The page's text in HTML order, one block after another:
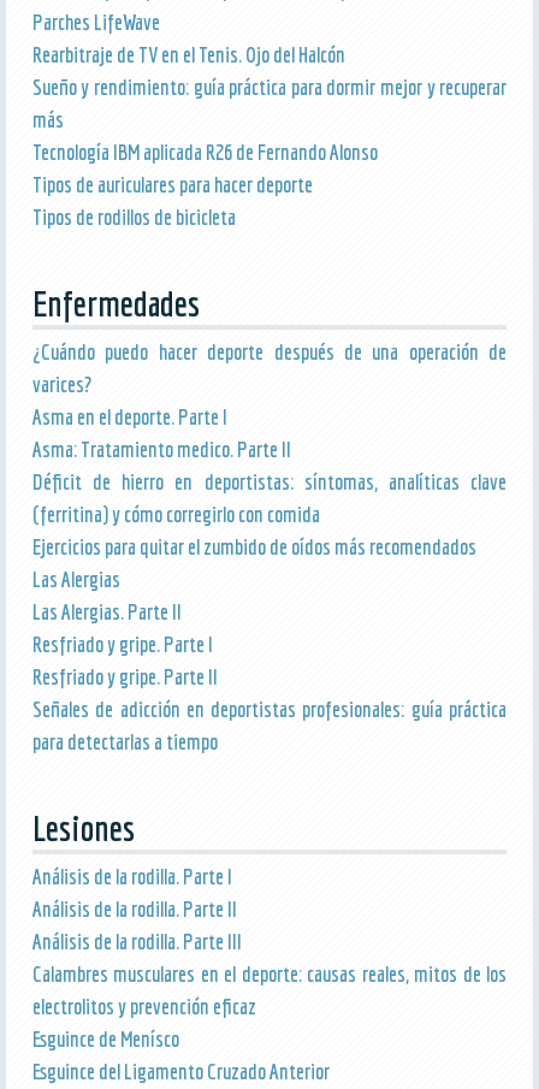
Parches LifeWave
Rearbitraje de TV en el Tenis. Ojo del Halcón
Sueño y rendimiento: guía práctica para dormir mejor y recuperar
más
Tecnología IBM aplicada R26 de Fernando Alonso
Tipos de auriculares para hacer deporte
Tipos de rodillos de bicicleta
Enfermedades
¿Cuándo puedo hacer deporte después de una operación de
varices?
Asma en el deporte. Parte I
Asma: Tratamiento medico. Parte II
Déficit de hierro en deportistas: síntomas, analíticas clave
(ferritina) y cómo corregirlo con comida
Ejercicios para quitar el zumbido de oídos más recomendados
Las Alergias
Las Alergias. Parte II
Resfriado y gripe. Parte I
Resfriado y gripe. Parte II
Señales de adicción en deportistas profesionales: guía práctica
para detectarlas a tiempo
Lesiones
Análisis de la rodilla. Parte I
Análisis de la rodilla. Parte II
Análisis de la rodilla. Parte III
Calambres musculares en el deporte: causas reales, mitos de los
electrolitos y prevención eficaz
Esguince de Menísco
Esguince del Ligamento Cruzado Anterior